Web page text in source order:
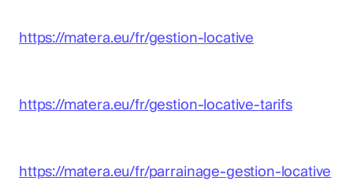
https://matera.eu/fr/gestion-locative
https://matera.eu/fr/gestion-locative-tarifs
https://matera.eu/fr/parrainage-gestion-locative